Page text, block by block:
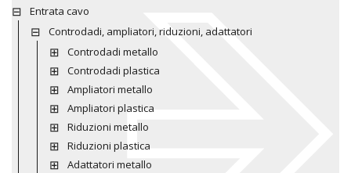
Entrata cavo
Controdadi, ampliatori, riduzioni, adattatori
Controdadi metallo
Controdadi plastica
Ampliatori metallo
Ampliatori plastica
Riduzioni metallo
Riduzioni plastica
Adattatori metallo